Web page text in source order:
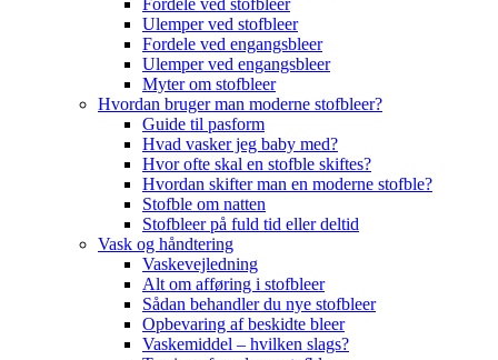
Fordele ved stofbleer
Ulemper ved stofbleer
Fordele ved engangsbleer
Ulemper ved engangsbleer
Myter om stofbleer
Hvordan bruger man moderne stofbleer?
Guide til pasform
Hvad vasker jeg baby med?
Hvor ofte skal en stofble skiftes?
Hvordan skifter man en moderne stofble?
Stofble om natten
Stofbleer på fuld tid eller deltid
Vask og håndtering
Vaskevejledning
Alt om afføring i stofbleer
Sådan behandler du nye stofbleer
Opbevaring af beskidte bleer
Vaskemiddel – hvilken slags?